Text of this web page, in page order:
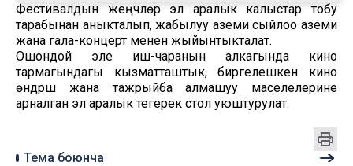
Фестивалдын жеңүүчүлөрү эл аралык калыстар тобу
тарабынан аныкталып, жабылуу аземи сыйлоо аземи
жана гала-концерт менен жыйынтыкталат.
Ошондой эле иш-чаранын алкагында кино
тармагындагы кызматташтык, биргелешкен кино
өндүрүшү жана тажрыйба алмашуу маселелерине
арналган эл аралык тегерек стол уюштурулат.
Тема боюнча